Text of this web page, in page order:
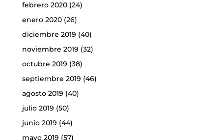
febrero 2020(24)
enero 2020(26)
diciembre 2019 (40)
noviembre 2019 (32)
octubre 2019 (38)
septiembre 2019 (46)
agosto 2019 (40)
julio 2019 (50)
junio 2019 (44)
mayo 2019 (57)